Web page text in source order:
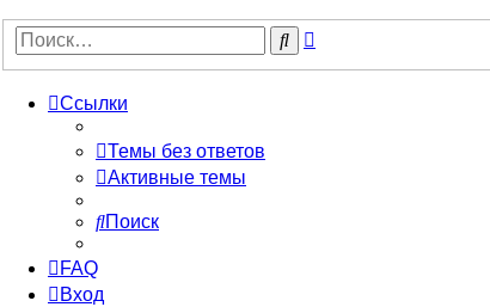
Поиск
Ссылки
Темы без ответов
Активные темы
Поиск
FAQ
Вход